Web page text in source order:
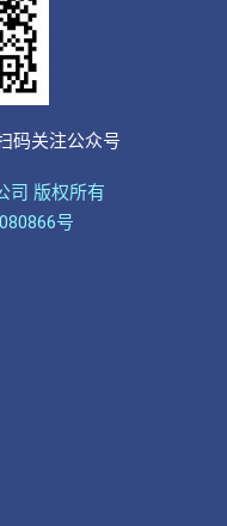
码关注公众号
司 版权所有
号